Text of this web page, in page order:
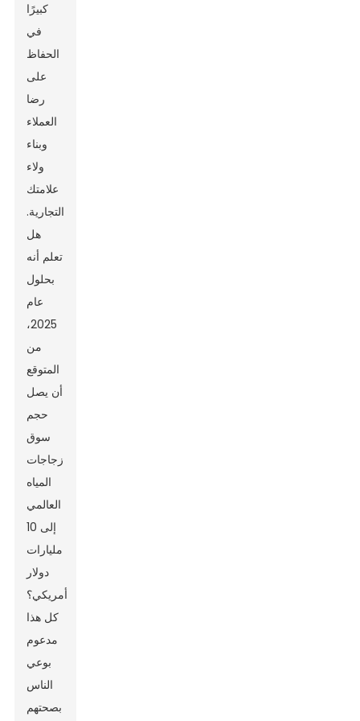
كبيرًا
في
الحفاظ
على
رضا
العملاء
وبناء
ولاء
علامتك
التجارية.
هل
تعلم أنه
بحلول
عام
2025،
من
المتوقع
أن يصل
حجم
سوق
زجاجات
المياه
العالمي
إلى 10
مليارات
دولار
أمريكي؟
كل هذا
مدعوم
بوعي
الناس
بصحتهم